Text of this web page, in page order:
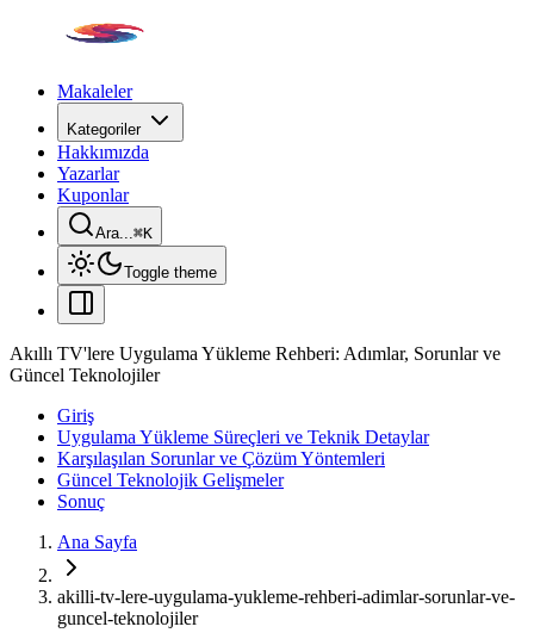
Makaleler
Kategoriler
Hakkımızda
Yazarlar
Kuponlar
Ara...⌘K
Toggle theme
Akıllı TV'lere Uygulama Yükleme Rehberi: Adımlar, Sorunlar ve
Güncel Teknolojiler
Giriş
Uygulama Yükleme Süreçleri ve Teknik Detaylar
Karşılaşılan Sorunlar ve Çözüm Yöntemleri
Güncel Teknolojik Gelişmeler
Sonuç
Ana Sayfa
akilli-tv-lere-uygulama-yukleme-rehberi-adimlar-sorunlar-ve-
guncel-teknolojiler